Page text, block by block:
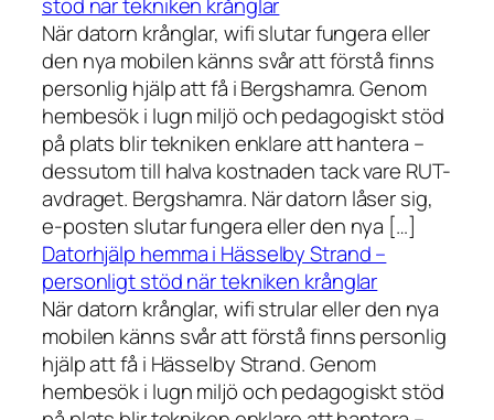
stöd när tekniken krånglar
När datorn krånglar, wifi slutar fungera eller
den nya mobilen känns svår att förstå finns
personlig hjälp att få i Bergshamra. Genom
hembesök i lugn miljö och pedagogiskt stöd
på plats blir tekniken enklare att hantera –
dessutom till halva kostnaden tack vare RUT-
avdraget. Bergshamra. När datorn låser sig,
e-posten slutar fungera eller den nya […]
Datorhjälp hemma i Hässelby Strand –
personligt stöd när tekniken krånglar
När datorn krånglar, wifi strular eller den nya
mobilen känns svår att förstå finns personlig
hjälp att få i Hässelby Strand. Genom
hembesök i lugn miljö och pedagogiskt stöd